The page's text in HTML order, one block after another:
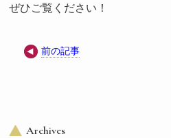
ぜひご覧ください！
前の記事
Archives